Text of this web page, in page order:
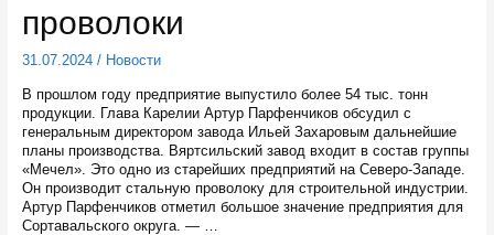
сотрудничества
проволоки
31.07.2024/ Новости
В прошлом году предприятие выпустило более 54 тыс. тонн
продукции. Глава Карелии Артур Парфенчиков обсудил с
генеральным директором завода Ильей Захаровым дальнейшие
планы производства. Вяртсильский завод входит в состав группы
«Мечел». Это одно из старейших предприятий на Северо-Западе.
Он производит стальную проволоку для строительной индустрии.
Артур Парфенчиков отметил большое значение предприятия для
Сортавальского округа. — …